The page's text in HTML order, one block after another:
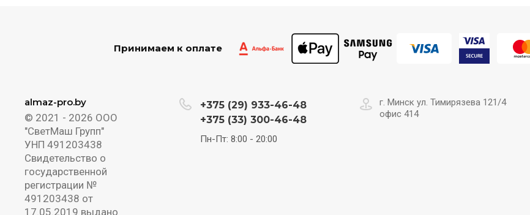
Принимаем к оплате
almaz-pro.by
© 2021 - 2026 ООО
"СветМаш Групп"
УНП 491203438
Свидетельство о
государственной
регистрации №
491203438 от
17.05.2019 выдано
+375 (29) 933-46-48
+375 (33) 300-46-48
Пн-Пт: 8:00 - 20:00
г. Минск ул. Тимирязева 121/4
офис 414